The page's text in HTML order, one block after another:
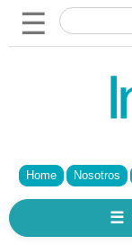
☰
Home Nosotros
☰